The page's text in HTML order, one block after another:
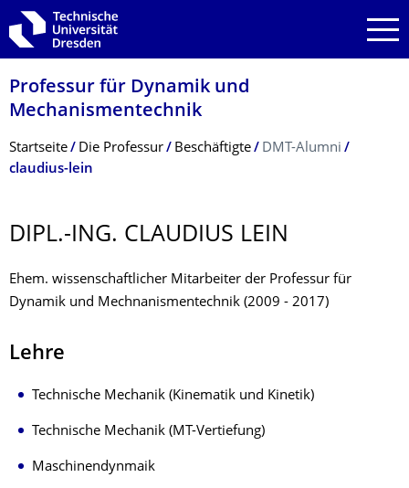
Zur Hauptnavigation springen
Zur Suche springen
Zum Inhalt springen
Professur für Dynamik und
Mechanismentechnik
Breadcrumb-Menü
Startseite Die Professur Beschäftigte
DMT-Alumni
claudius-lein
DIPL.-ING. CLAUDIUS LEIN
Ehem. wissenschaftlicher Mitarbeiter der Professur für
Dynamik und Mechnanismentechnik (2009 - 2017)
Lehre
Technische Mechanik (Kinematik und Kinetik)
Technische Mechanik (MT-Vertiefung)
Maschinendynmaik